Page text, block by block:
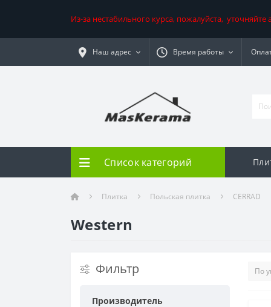
Из-за нестабильного курса, пожалуйста,
Наш адрес Время работы
Список категорий
Плитка Польская плитка CERRAD
Western
Фильтр
Производитель